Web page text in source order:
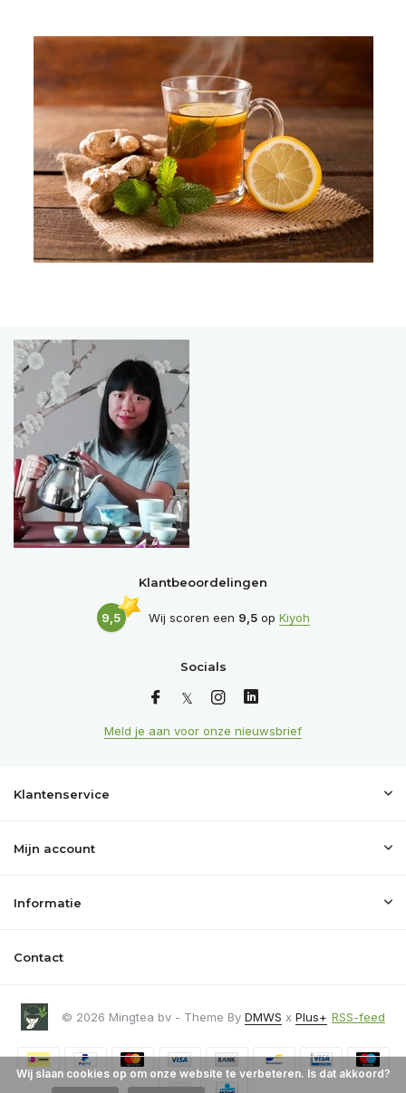
Klantbeoordelingen
9,5 Wij scoren een 9,5op Kiyoh
Socials
Meld je aan voor onze nieuwsbrief
Klantenservice
Mijn account
Informatie
Contact
© 2026 Mingtea bv - Theme By DMWS x Plus+ RSS-feed
Wij slaan cookies op om onze website te verbeteren. Is dat akkoord?